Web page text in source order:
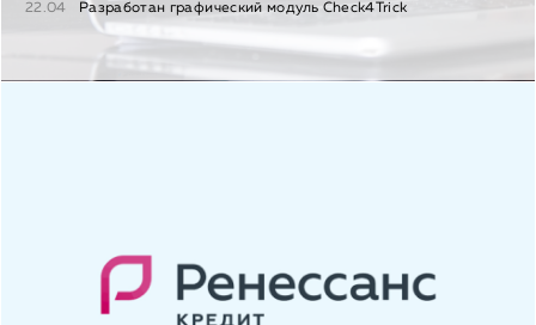
22.04 Разработан графический модуль Check4Trick